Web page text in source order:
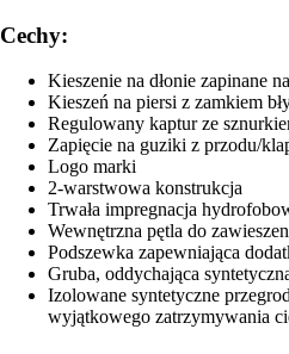
Cechy:
Kieszenie na dłonie zapinane
Kieszeń na piersi z zamkiem
Regulowany kaptur ze
Zapięcie na guziki z przodu/
Logo marki
2-warstwowa konstrukcja
Trwała impregnacja
Wewnętrzna pętla do
Podszewka zapewniająca
Gruba, oddychająca
Izolowane syntetyczne
wyjątkowego zatrzymywania